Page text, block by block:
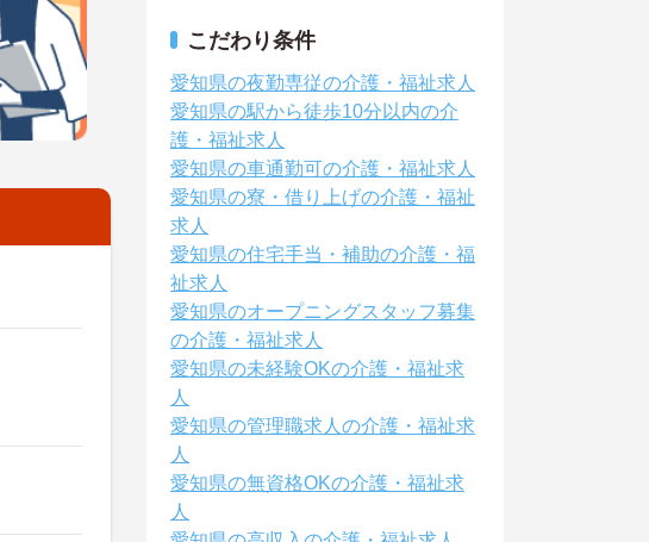
こだわり条件
愛知県の夜勤専従の介護・福祉求人
愛知県の駅から徒歩10分以内の介
護・福祉求人
愛知県の車通勤可の介護・福祉求人
愛知県の寮・借り上げの介護・福祉
求人
愛知県の住宅手当・補助の介護・福
祉求人
愛知県のオープニングスタッフ募集
の介護・福祉求人
愛知県の未経験OKの介護・福祉求
人
愛知県の管理職求人の介護・福祉求
人
愛知県の無資格OKの介護・福祉求
人